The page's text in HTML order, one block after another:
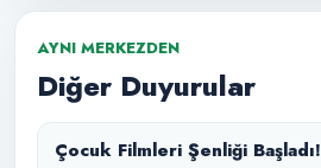
AYNI MERKEZDEN
Diğer Duyurular
Çocuk Filmleri Şenliği Başladı!